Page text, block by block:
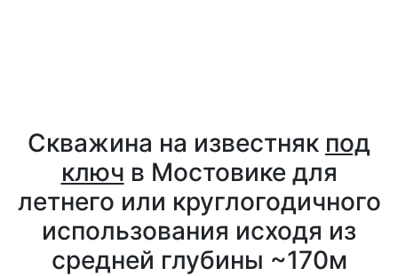
Скважина на известняк под
ключ в Мостовике для
летнего или круглогодичного
использования исходя из
средней глубины ~170м